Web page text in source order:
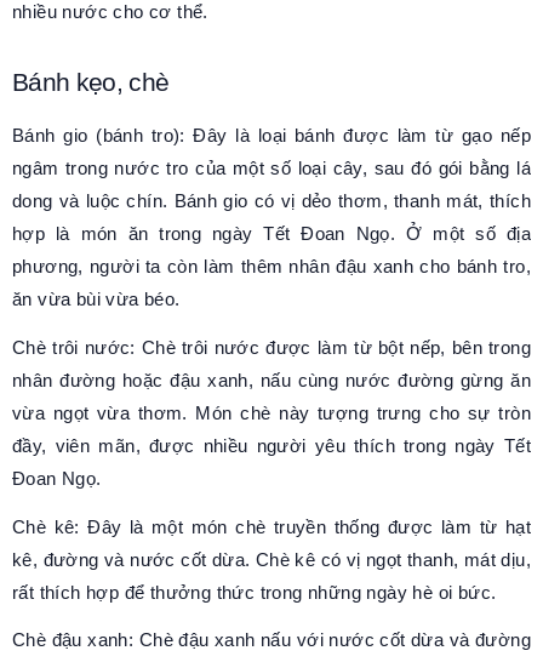
nhiều nước cho cơ thể.
Bánh kẹo, chè
Bánh gio (bánh tro): Đây là loại bánh được làm từ gạo nếp
ngâm trong nước tro của một số loại cây, sau đó gói bằng lá
dong và luộc chín. Bánh gio có vị dẻo thơm, thanh mát, thích
hợp là món ăn trong ngày Tết Đoan Ngọ. Ở một số địa
phương, người ta còn làm thêm nhân đậu xanh cho bánh tro,
ăn vừa bùi vừa béo.
Chè trôi nước: Chè trôi nước được làm từ bột nếp, bên trong
nhân đường hoặc đậu xanh, nấu cùng nước đường gừng ăn
vừa ngọt vừa thơm. Món chè này tượng trưng cho sự tròn
đầy, viên mãn, được nhiều người yêu thích trong ngày Tết
Đoan Ngọ.
Chè kê: Đây là một món chè truyền thống được làm từ hạt
kê, đường và nước cốt dừa. Chè kê có vị ngọt thanh, mát dịu,
rất thích hợp để thưởng thức trong những ngày hè oi bức.
Chè đậu xanh: Chè đậu xanh nấu với nước cốt dừa và đường